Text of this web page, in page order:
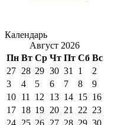
Календарь
Август 2026
Пн Вт Ср Чт Пт Сб Вс
27 28 29 30 31 1
2
3
4 5 6 7 8
9
10 11 12 13 14 15 16
17 18 19 20 21 22 23
24 25 26 27 28 29 30